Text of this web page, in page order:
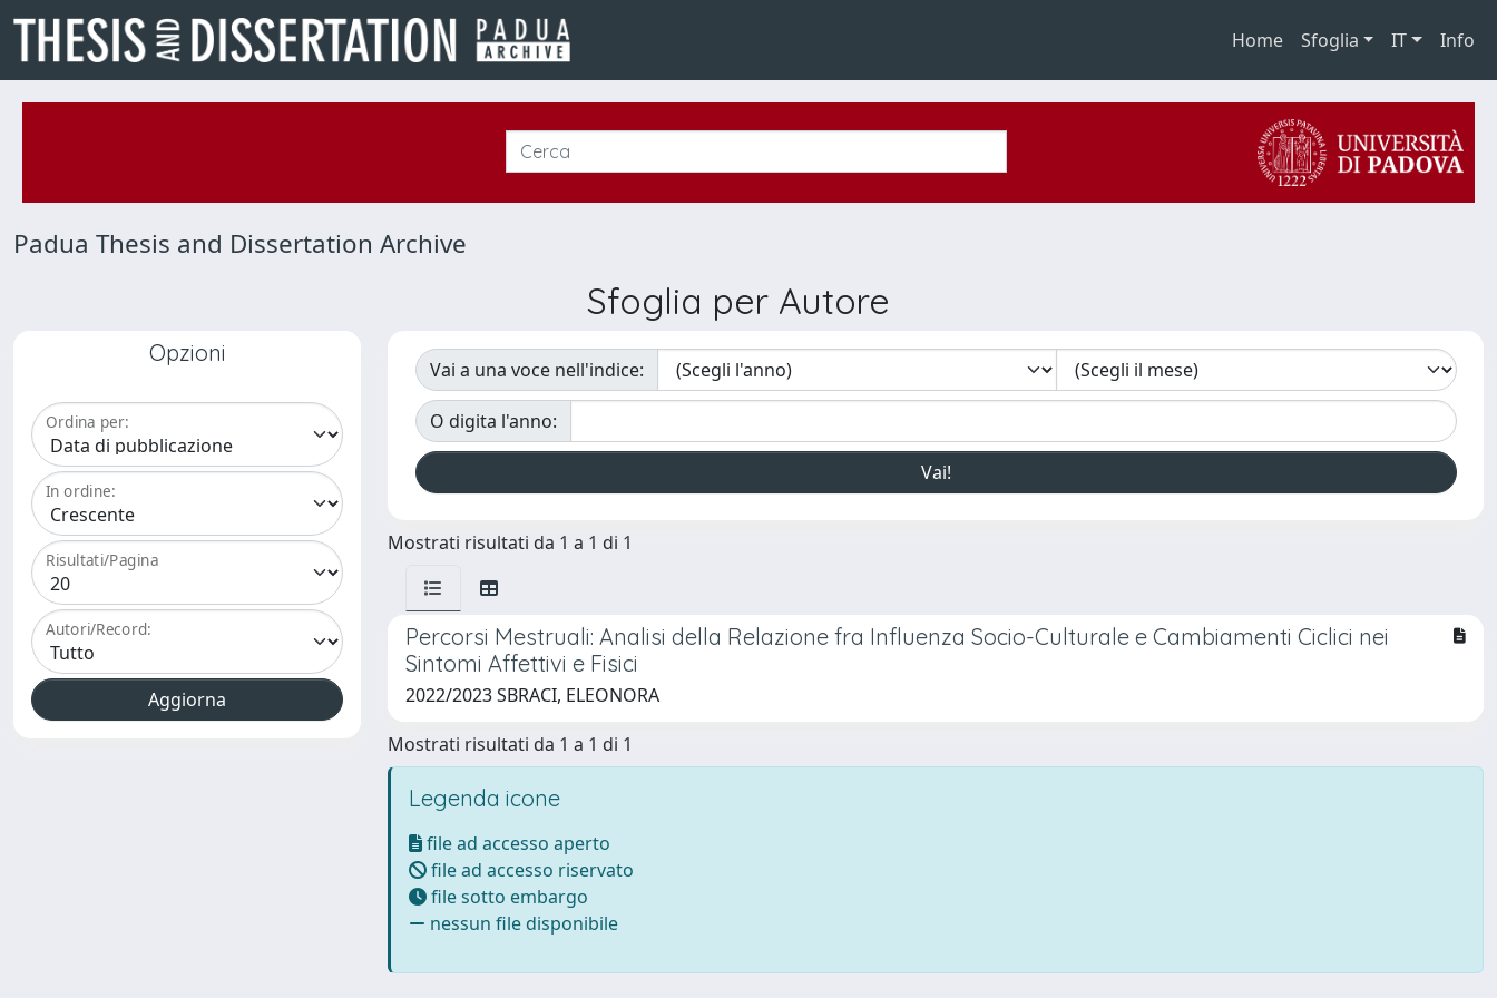
Home Sfoglia IT Info
Padua Thesis and Dissertation Archive
Sfoglia per Autore
Opzioni
Ordina per:
In ordine:
Risultati/Pagina
Autori/Record:
Vai a una voce nell'indice:
O digita l'anno:
Mostrati risultati da 1 a 1 di 1
Percorsi Mestruali: Analisi della Relazione fra Influenza Socio-Culturale e Cambiamenti Ciclici nei
Sintomi Affettivi e Fisici
2022/2023 SBRACI, ELEONORA
Mostrati risultati da 1 a 1 di 1
Legenda icone
file ad accesso aperto
file ad accesso riservato
file sotto embargo
nessun file disponibile